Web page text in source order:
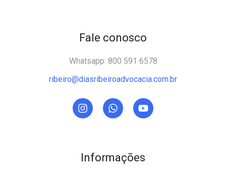
Informações
Fale conosco
Whatsapp: 800 591 6578
ribeiro@diasribeiroadvocacia.com.br